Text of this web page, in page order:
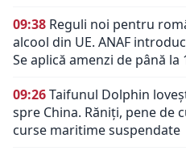
09:38 Reguli noi pentru
alcool din UE. ANAF
Se aplică amenzi de până la
09:26Taifunul Dolphin
spre China. Răniți, pene de
curse maritime suspendate